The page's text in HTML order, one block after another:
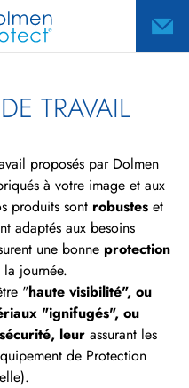
TRAVAIL
proposés par Dolmen
à votre image et aux
produits sont robustes et
adaptés aux besoins
une bonne protection
journée.
"haute visibilité", ou
"ignifugés", ou
leur assurant les
de Protection